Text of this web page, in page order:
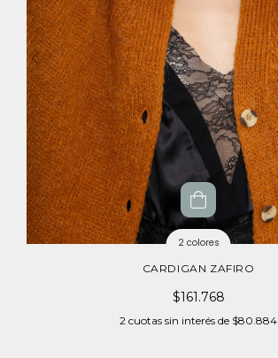
2 colores
CARDIGAN ZAFIRO
$161.768
2 cuotas sin interés de $80.884